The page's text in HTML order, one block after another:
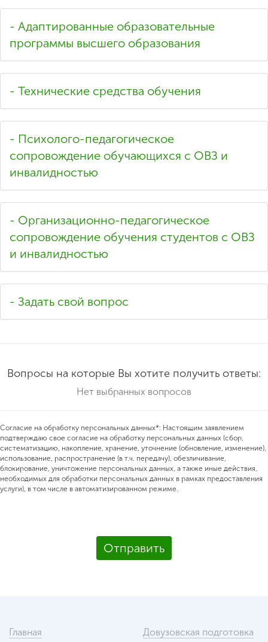
- Адаптированные образовательные
программы высшего образования
- Технические средства обучения
- Психолого-педагогическое
сопровождение обучающихся с ОВЗ и
инвалидностью
- Организационно-педагогическое
сопровождение обучения студентов с ОВЗ
и инвалидностью
- Задать свой вопрос
Вопросы на которые Вы хотите получить ответы:
Нет выбранных вопросов
Согласие на обработку персональных данных*: Настоящим заявлением
подтверждаю свое согласие на обработку персональных данных (сбор,
систематизацию, накопление, хранение, уточнение (обновление, изменение),
использование, распространение (в т.ч. передачу), обезличивание,
блокирование, уничтожение персональных данных, а также иные действия,
необходимых для обработки персональных данных в рамках предоставления
услуги), в том числе в автоматизированном режиме.
Отправить
Главная Довузовская подготовка